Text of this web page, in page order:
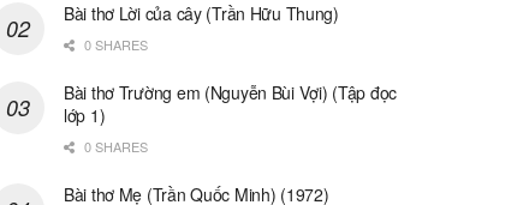
Bài thơ Lời của cây (Trần Hữu Thung)
0 SHARES
Bài thơ Trường em (Nguyễn Bùi Vợi) (Tập đọc
lớp 1)
0 SHARES
Bài thơ Mẹ (Trần Quốc Minh) (1972)